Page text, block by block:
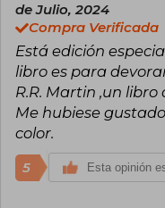
de Julio, 2024
Compra Verificada
Está edición
libro es para
R.R. Martin ,un
Me hubiese
color.
5 Esta opinión